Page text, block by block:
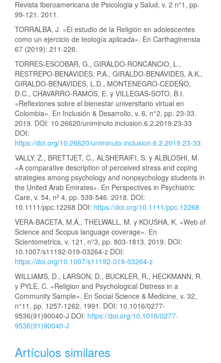
Revista Iberoamericana de Psicologia y Salud, v. 2 n°1, pp.
99-121. 2011.
TORRALBA, J. «El estudio de la Religión en adolescentes
como un ejercicio de teología aplicada». En Carthaginensia
67 (2019): 211-226.
TORRES-ESCOBAR, G., GIRALDO-RONCANCIO, L.,
RESTREPO-BENAVIDES, P.A., GIRALDO-BENAVIDES, A.K.,
GIRALDO-BENAVIDES, L.D., MONTENEGRO-CEDEÑO,
D.C., CHAVARRO-RAMOS, E. y VILLEGAS-SOTO, B.I.
«Reflexiones sobre el bienestar universitario virtual en
Colombia». En Inclusión & Desarrollo, v. 6, n°2, pp. 23-33.
2019. DOI: 10.26620/uniminuto.inclusion.6.2.2019.23-33
DOI:
https://doi.org/10.26620/uniminuto.inclusion.6.2.2019.23-33
VALLY, Z., BRETTJET, C., ALSHERAIFI, S. y ALBLOSHI, M.
«A comparative description of perceived stress and coping
strategies among psychology and nonpsychology students in
the United Arab Emirates». En Perspectives in Psychiatric
Care, v. 54, nº 4, pp. 539-546. 2018. DOI:
10.1111/ppc.12268 DOI: https://doi.org/10.1111/ppc.12268
VERA-BACETA, M.Á., THELWALL, M. y KOUSHA, K. «Web of
Science and Scopus language coverage». En
Scientometrics, v. 121, n°3, pp. 803-1813. 2019. DOI:
10.1007/s11192-019-03264-z DOI:
https://doi.org/10.1007/s11192-019-03264-z
WILLIAMS, D., LARSON, D., BUCKLER, R., HECKMANN, R.
y PYLE, C. «Religion and Psychological Distress in a
Community Sample». En Social Science & Medicine, v. 32,
n°11, pp. 1257-1262. 1991. DOI: 10.1016/0277-
9536(91)90040-J DOI: https://doi.org/10.1016/0277-
9536(91)90040-J
Artículos similares